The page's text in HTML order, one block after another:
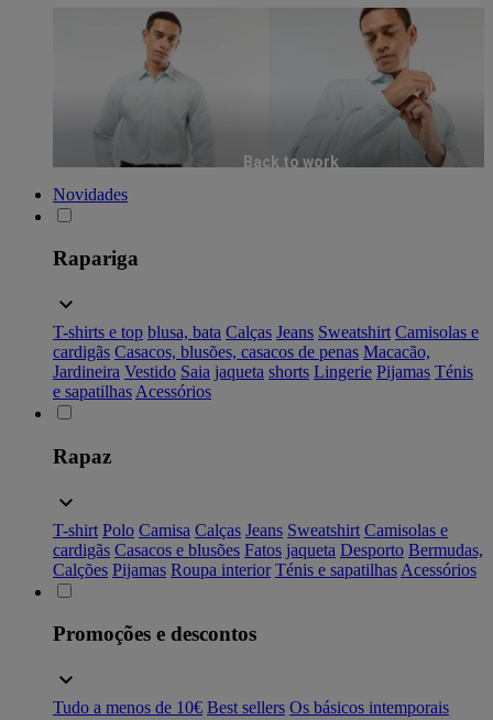
Back to work
Novidades
Rapariga
T-shirts e top blusa, bata Calças Jeans Sweatshirt Camisolas e
cardigãs Casacos, blusões, casacos de penas Macacão,
Jardineira Vestido Saia jaqueta shorts Lingerie Pijamas Ténis
e sapatilhas Acessórios
Rapaz
T-shirt Polo Camisa Calças Jeans Sweatshirt Camisolas e
cardigãs Casacos e blusões Fatos jaqueta Desporto Bermudas,
Calções Pijamas Roupa interior Ténis e sapatilhas Acessórios
Promoções e descontos
Tudo a menos de 10€ Best sellers Os básicos intemporais